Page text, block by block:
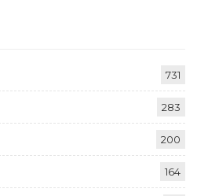
731
283
200
164